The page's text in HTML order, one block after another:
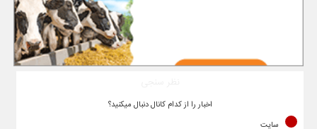
اخبار را از کدام کانال دنبال میکنید؟
سایت